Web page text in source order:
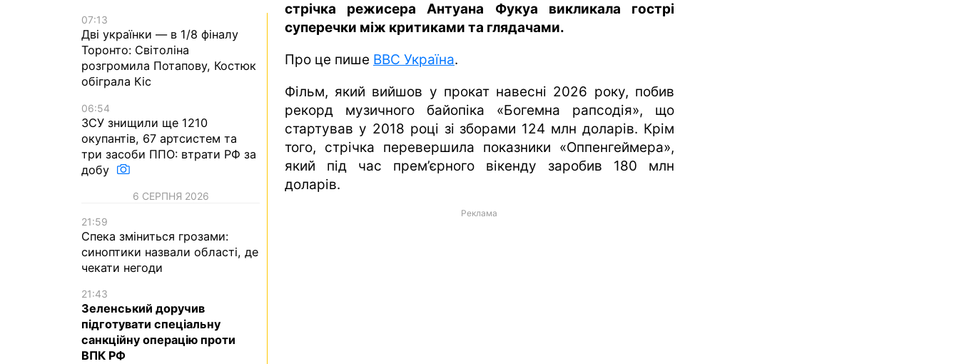
стрічка режисера Антуана Фукуа викликала гострі
суперечки між критиками та глядачами.
Про це пише BBC Україна.
Фільм, який вийшов у прокат навесні 2026 року, побив
рекорд музичного байопіка «Богемна рапсодія», що
стартував у 2018 році зі зборами 124 млн доларів. Крім
того, стрічка перевершила показники «Оппенгеймера»,
який під час прем’єрного вікенду заробив 180 млн
доларів.
Реклама
07:13
Дві українки — в 1/8 фіналу
Торонто: Світоліна
розгромила Потапову, Костюк
обіграла Кіс
06:54
ЗСУ знищили ще 1210
окупантів, 67 артсистем та
три засоби ППО: втрати РФ за
добу
6 СЕРПНЯ 2026
21:59
Спека зміниться грозами:
синоптики назвали області, де
чекати негоди
21:43
Зеленський доручив
підготувати спеціальну
санкційну операцію проти
ВПК РФ